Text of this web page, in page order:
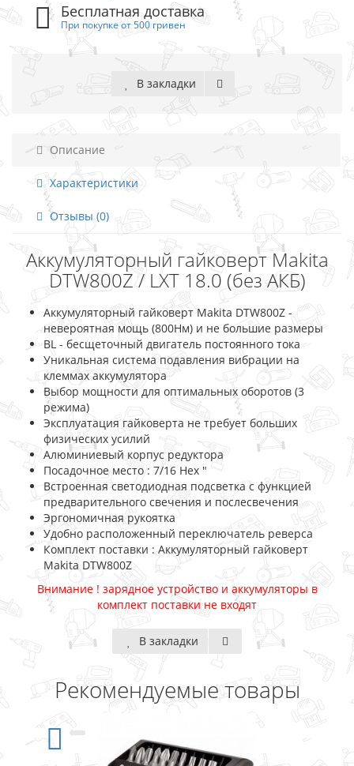
Бесплатная доставка
При покупке от 500 гривен
В закладки
Описание
Характеристики
Отзывы (0)
Аккумуляторный гайковерт Makita
DTW800Z / LXT 18.0 (без АКБ)
Аккумуляторный гайковерт Makita DTW800Z -
невероятная мощь (800Нм) и не большие размеры
BL - бесщеточный двигатель постоянного тока
Уникальная система подавления вибрации на
клеммах аккумулятора
Выбор мощности для оптимальных оборотов (3
режима)
Эксплуатация гайковерта не требует больших
физических усилий
Алюминиевый корпус редуктора
Посадочное место : 7/16 Hex "
Встроенная светодиодная подсветка с функцией
предварительного свечения и послесвечения
Эргономичная рукоятка
Удобно расположенный переключатель реверса
Комплект поставки : Аккумуляторный гайковерт
Makita DTW800Z
Внимание ! зарядное устройство и аккумуляторы в
комплект поставки не входят
В закладки
Рекомендуемые товары